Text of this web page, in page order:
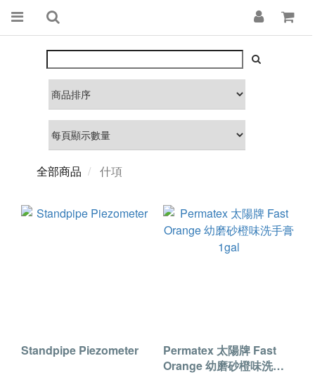
全部商品 什項
Standpipe Piezometer
Permatex 太陽牌 Fast
Orange 幼磨砂橙味洗手